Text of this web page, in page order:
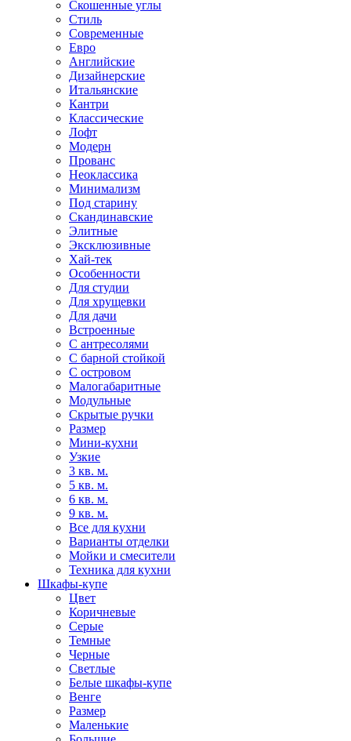
Скошенные углы
Стиль
Современные
Евро
Английские
Дизайнерские
Итальянские
Кантри
Классические
Лофт
Модерн
Прованс
Неоклассика
Минимализм
Под старину
Скандинавские
Элитные
Эксклюзивные
Хай-тек
Особенности
Для студии
Для хрущевки
Для дачи
Встроенные
С антресолями
С барной стойкой
С островом
Малогабаритные
Модульные
Скрытые ручки
Размер
Мини-кухни
Узкие
3 кв. м.
5 кв. м.
6 кв. м.
9 кв. м.
Все для кухни
Варианты отделки
Мойки и смесители
Техника для кухни
Шкафы-купе
Цвет
Коричневые
Серые
Темные
Черные
Светлые
Белые шкафы-купе
Венге
Размер
Маленькие